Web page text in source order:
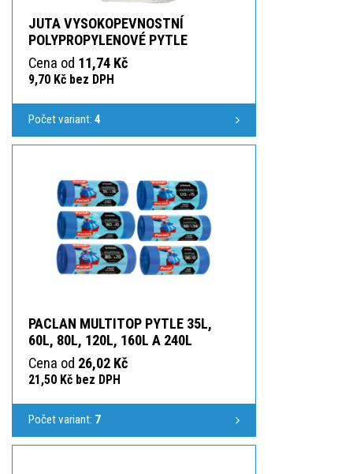
JUTA VYSOKOPEVNOSTNÍ
POLYPROPYLENOVÉ PYTLE
Cena od 11,74 Kč
9,70 Kč bez DPH
Počet variant: 4
PACLAN MULTITOP PYTLE 35L,
60L, 80L, 120L, 160L A 240L
Cena od 26,02 Kč
21,50 Kč bez DPH
Počet variant: 7